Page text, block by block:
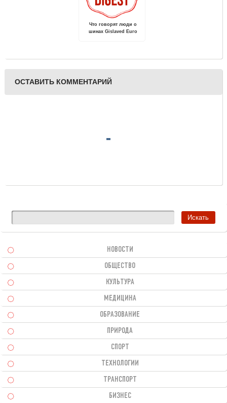
Что говорят люди о
шинах Gislaved Euro
ОСТАВИТЬ КОММЕНТАРИЙ
НОВОСТИ
ОБЩЕСТВО
КУЛЬТУРА
МЕДИЦИНА
ОБРАЗОВАНИЕ
ПРИРОДА
СПОРТ
ТЕХНОЛОГИИ
ТРАНСПОРТ
БИЗНЕС